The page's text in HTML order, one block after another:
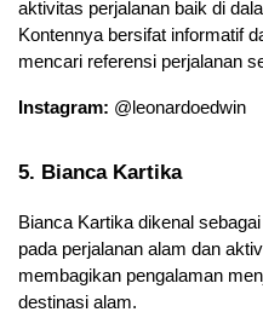
aktivitas perjalanan baik di
Kontennya bersifat informatif
mencari referensi perjalanan
Instagram: @leonardoedwin
5. Bianca Kartika
Bianca Kartika dikenal
pada perjalanan alam dan
membagikan pengalaman
destinasi alam.